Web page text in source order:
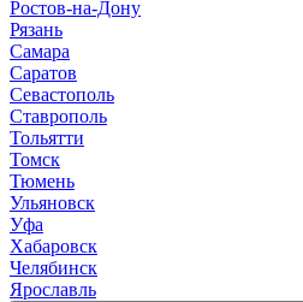
Ростов-на-Дону
Рязань
Самара
Саратов
Севастополь
Ставрополь
Тольятти
Томск
Тюмень
Ульяновск
Уфа
Хабаровск
Челябинск
Ярославль